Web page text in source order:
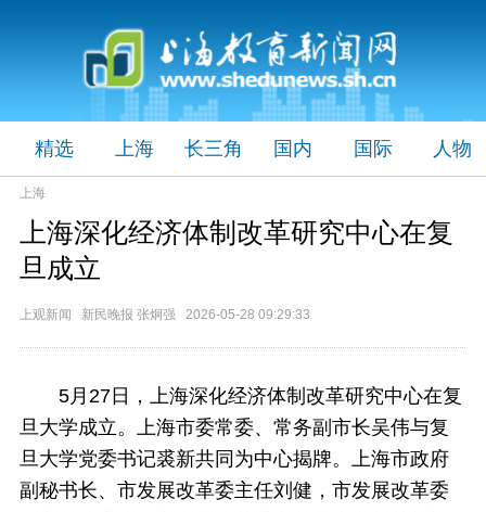
精选 上海 长三角 国内 国际 人物
上海
上海深化经济体制改革研究中心在复
旦成立
上观新闻 新民晚报 张炯强 2026-05-28 09:29:33
5月27日，上海深化经济体制改革研究中心在复
旦大学成立。上海市委常委、常务副市长吴伟与复
旦大学党委书记裘新共同为中心揭牌。上海市政府
副秘书长、市发展改革委主任刘健，市发展改革委